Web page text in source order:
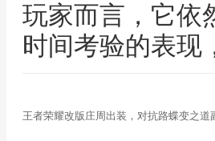
玩家而言，它依
时间考验的表现
王者荣耀改版庄周出装，对抗路蝶变之道